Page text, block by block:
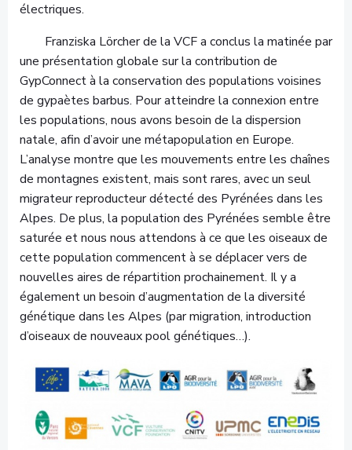
électriques.
Franziska Lörcher de la VCF a conclus la matinée par
une présentation globale sur la contribution de
GypConnect à la conservation des populations voisines
de gypaètes barbus. Pour atteindre la connexion entre
les populations, nous avons besoin de la dispersion
natale, afin d’avoir une métapopulation en Europe.
L’analyse montre que les mouvements entre les chaînes
de montagnes existent, mais sont rares, avec un seul
migrateur reproducteur détecté des Pyrénées dans les
Alpes. De plus, la population des Pyrénées semble être
saturée et nous nous attendons à ce que les oiseaux de
cette population commencent à se déplacer vers de
nouvelles aires de répartition prochainement. Il y a
également un besoin d’augmentation de la diversité
génétique dans les Alpes (par migration, introduction
d’oiseaux de nouveaux pool génétiques…).